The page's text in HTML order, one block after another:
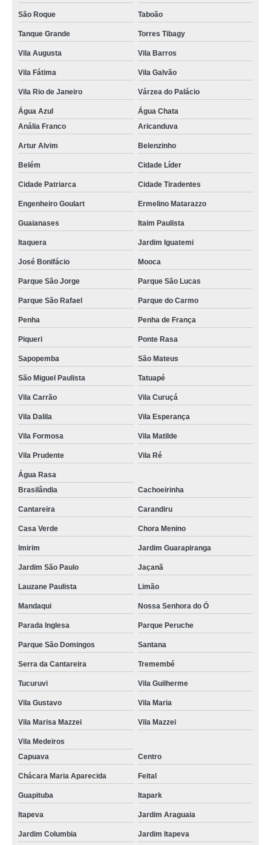
São Roque Taboão
Tanque Grande Torres Tibagy
Vila Augusta Vila Barros
Vila Fátima Vila Galvão
Vila Rio de Janeiro Várzea do Palácio
Água Azul
Água Chata
Anália Franco
Aricanduva
Artur Alvim Belenzinho
Belém Cidade Líder
Cidade Patriarca Cidade Tiradentes
Engenheiro Goulart Ermelino Matarazzo
Guaianases Itaim Paulista
Itaquera Jardim Iguatemi
José Bonifácio Mooca
Parque São Jorge Parque São Lucas
Parque São Rafael Parque do Carmo
Penha Penha de França
Piqueri Ponte Rasa
Sapopemba São Mateus
São Miguel Paulista Tatuapé
Vila Carrão Vila Curuçá
Vila Dalila Vila Esperança
Vila Formosa Vila Matilde
Vila Prudente Vila Ré
Água Rasa
Brasilândia
Cachoeirinha
Cantareira Carandiru
Casa Verde Chora Menino
Imirim Jardim Guarapiranga
Jardim São Paulo Jaçanã
Lauzane Paulista Limão
Mandaqui Nossa Senhora do Ó
Parada Inglesa Parque Peruche
Parque São Domingos Santana
Serra da Cantareira Tremembé
Tucuruvi Vila Guilherme
Vila Gustavo Vila Maria
Vila Marisa Mazzei Vila Mazzei
Vila Medeiros
Capuava
Centro
Chácara Maria Aparecida Feital
Guapituba Itapark
Itapeva Jardim Araguaia
Jardim Columbia Jardim Itapeva